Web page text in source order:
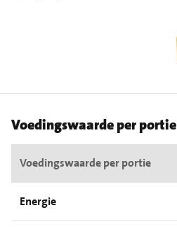
Voedingswaarde per portie
Voedingswaarde per portie
Energie